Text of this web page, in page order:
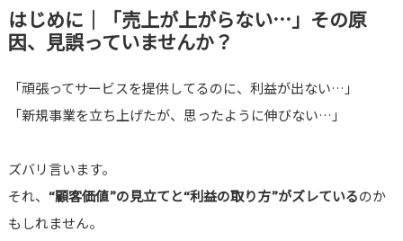
はじめに｜「売上が上がらない…」その原
因、見誤っていませんか？
「頑張ってサービスを提供してるのに、利益が出ない…」
「新規事業を立ち上げたが、思ったように伸びない…」
ズバリ言います。
それ、 “顧客価値”の見立てと“利益の取り方”がズレているのか
もしれません。